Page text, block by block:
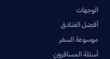
الوجهات
أفضل الفنادق
موسوعة السفر
أسئلة المسافرون